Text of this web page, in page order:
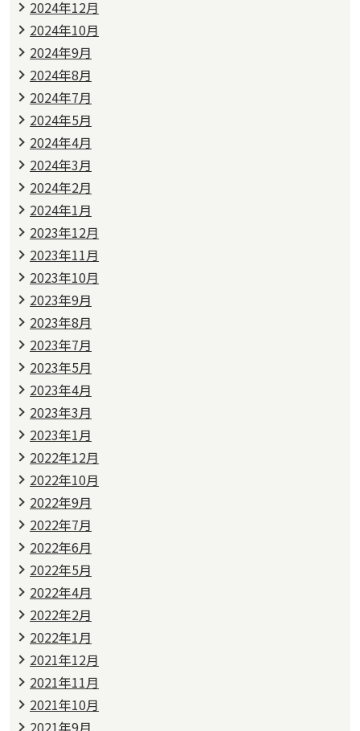
2024年12月
2024年10月
2024年9月
2024年8月
2024年7月
2024年5月
2024年4月
2024年3月
2024年2月
2024年1月
2023年12月
2023年11月
2023年10月
2023年9月
2023年8月
2023年7月
2023年5月
2023年4月
2023年3月
2023年1月
2022年12月
2022年10月
2022年9月
2022年7月
2022年6月
2022年5月
2022年4月
2022年2月
2022年1月
2021年12月
2021年11月
2021年10月
2021年9月